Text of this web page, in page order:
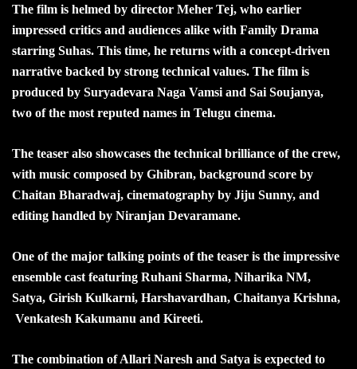
The film is helmed by director Meher Tej, who earlier
impressed critics and audiences alike with Family Drama
starring Suhas. This time, he returns with a concept-driven
narrative backed by strong technical values. The film is
produced by Suryadevara Naga Vamsi and Sai Soujanya,
two of the most reputed names in Telugu cinema.
The teaser also showcases the technical brilliance of the crew,
with music composed by Ghibran, background score by
Chaitan Bharadwaj, cinematography by Jiju Sunny, and
editing handled by Niranjan Devaramane.
One of the major talking points of the teaser is the impressive
ensemble cast featuring Ruhani Sharma, Niharika NM,
Satya, Girish Kulkarni, Harshavardhan, Chaitanya Krishna,
Venkatesh Kakumanu and Kireeti.
The combination of Allari Naresh and Satya is expected to